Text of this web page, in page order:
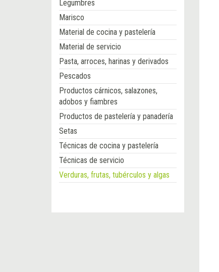
Legumbres
Marisco
Material de cocina y pastelería
Material de servicio
Pasta, arroces, harinas y derivados
Pescados
Productos cárnicos, salazones,
adobos y fiambres
Productos de pastelería y panadería
Setas
Técnicas de cocina y pastelería
Técnicas de servicio
Verduras, frutas, tubérculos y algas